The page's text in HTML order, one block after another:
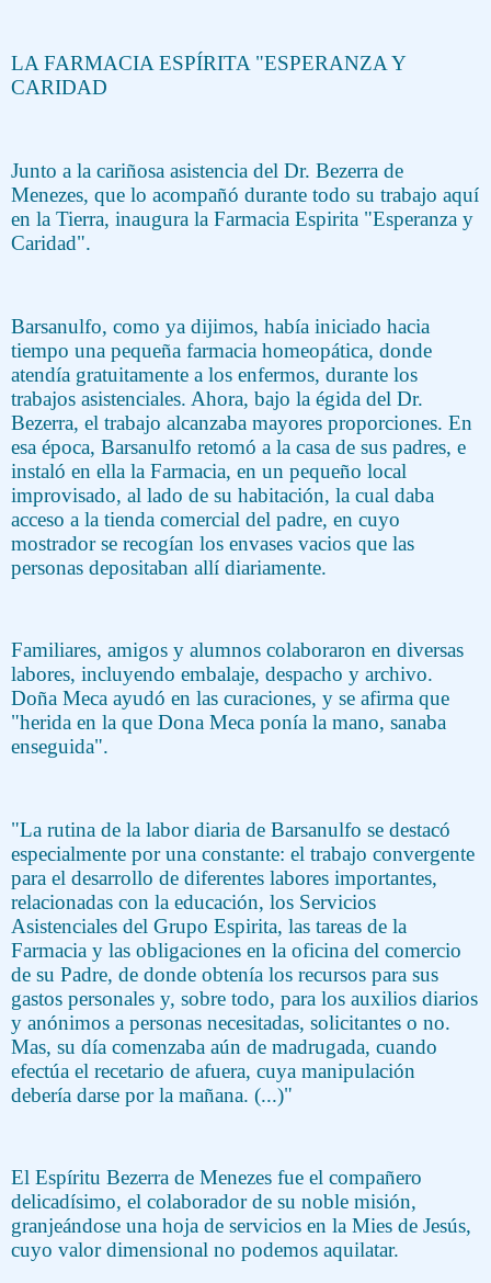
LA FARMACIA ESPÍRITA "ESPERANZA Y
CARIDAD
Junto a la cariñosa asistencia del Dr. Bezerra de
Menezes, que lo acompañó durante todo su trabajo aquí
en la Tierra, inaugura la Farmacia Espirita "Esperanza y
Caridad".
Barsanulfo, como ya dijimos, había iniciado hacia
tiempo una pequeña farmacia homeopática, donde
atendía gratuitamente a los enfermos, durante los
trabajos asistenciales. Ahora, bajo la égida del Dr.
Bezerra, el trabajo alcanzaba mayores proporciones. En
esa época, Barsanulfo retomó a la casa de sus padres, e
instaló en ella la Farmacia, en un pequeño local
improvisado, al lado de su habitación, la cual daba
acceso a la tienda comercial del padre, en cuyo
mostrador se recogían los envases vacios que las
personas depositaban allí diariamente.
Familiares, amigos y alumnos colaboraron en diversas
labores, incluyendo embalaje, despacho y archivo.
Doña Meca ayudó en las curaciones, y se afirma que
"herida en la que Dona Meca ponía la mano, sanaba
enseguida".
"La rutina de la labor diaria de Barsanulfo se destacó
especialmente por una constante: el trabajo convergente
para el desarrollo de diferentes labores importantes,
relacionadas con la educación, los Servicios
Asistenciales del Grupo Espirita, las tareas de la
Farmacia y las obligaciones en la oficina del comercio
de su Padre, de donde obtenía los recursos para sus
gastos personales y, sobre todo, para los auxilios diarios
y anónimos a personas necesitadas, solicitantes o no.
Mas, su día comenzaba aún de madrugada, cuando
efectúa el recetario de afuera, cuya manipulación
debería darse por la mañana. (...)"
El Espíritu Bezerra de Menezes fue el compañero
delicadísimo, el colaborador de su noble misión,
granjeándose una hoja de servicios en la Mies de Jesús,
cuyo valor dimensional no podemos aquilatar.